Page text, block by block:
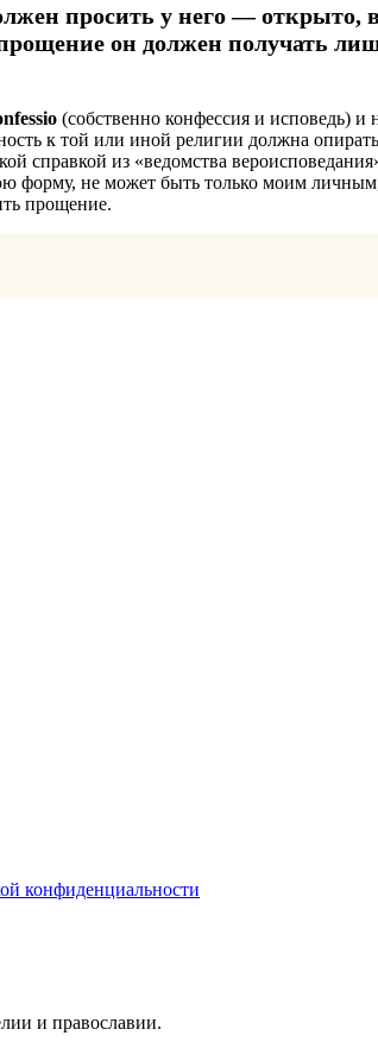
просить у него — открыто,
он должен получать
(собственно конфессия и исповедь) и
к той или иной религии должна
справкой из «ведомства
форму, не может быть только моим
прощение.
конфиденциальности
и православии.